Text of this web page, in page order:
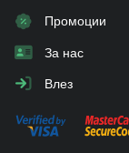
Промоции
За нас
Влез